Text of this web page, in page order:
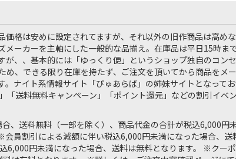
価格は安めに設定されてますが、それ以外の旧作商品は高め
メーカーを主軸にした一般的な品揃え。在庫品は平日15時ま
、、基本的には「ゆっくり便」というショップ独自のコンセ
、できる限り在庫を持たず、ご注文を頂いてから商品をメ
ナイト系情報サイト「ぴゅあらば」の姉妹サイトとなって
送料無料キャンペーン」「ポイント還元」などの割引イベン
、送料無料（一部を除く）、商品代金の合計が税込6,000円未
員割引による減額に伴い税込6,000円未満になった場合、送
6,000円未満になった場合、送料は無料となります。 ※クー